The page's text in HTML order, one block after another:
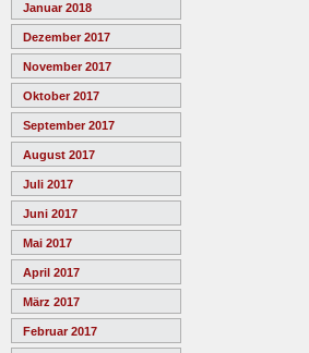
Januar 2018
Dezember 2017
November 2017
Oktober 2017
September 2017
August 2017
Juli 2017
Juni 2017
Mai 2017
April 2017
März 2017
Februar 2017